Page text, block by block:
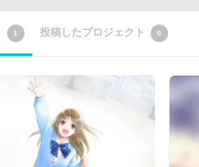
1 投稿したプロジェクト 0